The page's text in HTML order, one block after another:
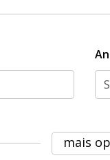
mais